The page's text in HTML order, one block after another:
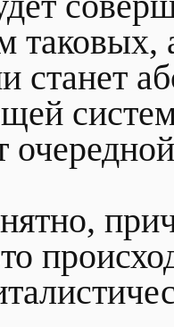
таковых,
станет